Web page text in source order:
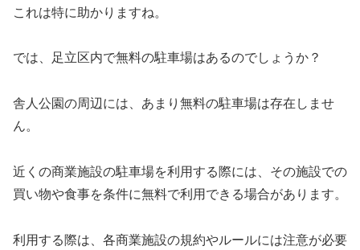
これは特に助かりますね。
では、足立区内で無料の駐車場はあるのでしょうか？
舎人公園の周辺には、あまり無料の駐車場は存在しませ
ん。
近くの商業施設の駐車場を利用する際には、その施設での
買い物や食事を条件に無料で利用できる場合があります。
利用する際は、各商業施設の規約やルールには注意が必要